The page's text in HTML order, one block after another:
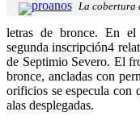
La cobertura
letras de bronce. En el
segunda inscripción4
de Septimio Severo. El
bronce, ancladas con
orificios se especula con
alas desplegadas.